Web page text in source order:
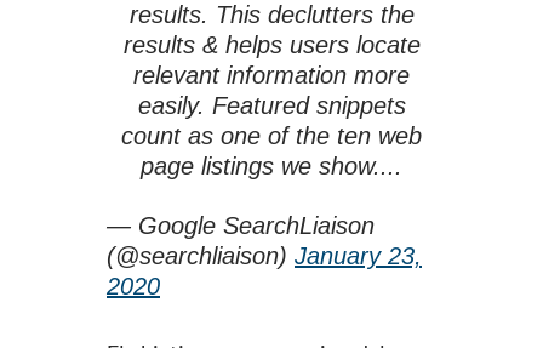
results. This declutters the
results & helps users locate
relevant information more
easily. Featured snippets
count as one of the ten web
page listings we show....
— Google SearchLiaison
(@searchliaison) January 23,
2020